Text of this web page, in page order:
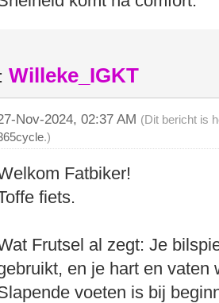
Willeke_IGKT
Nov-2024, 02:37 AM (Dit bericht is
.)
Fatbiker!
fiets.
Frutsel al zegt: Je
en je hart en vaten
voeten is bij